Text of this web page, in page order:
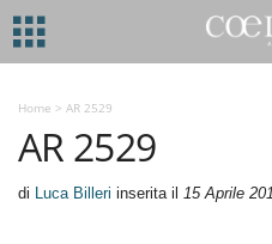
Home > AR 2529
AR 2529
di Luca Billeri inserita il 15 Aprile